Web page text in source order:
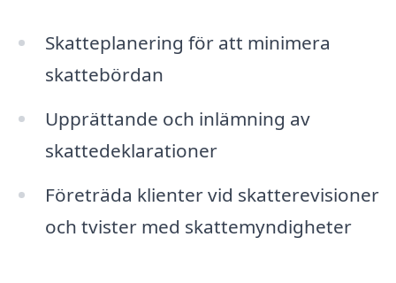
Skatteplanering för att minimera
skattebördan
Upprättande och inlämning av
skattedeklarationer
Företräda klienter vid skatterevisioner
och tvister med skattemyndigheter